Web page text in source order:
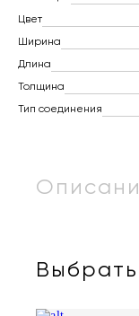
Цвет
Ширина
Длина
Толщина
Тип соединения